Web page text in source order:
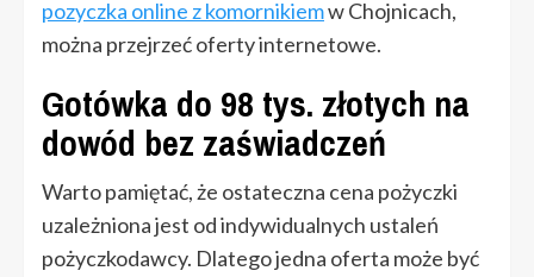
pozyczka online z komornikiemw Chojnicach,
można przejrzeć oferty internetowe.
Gotówka do 98 tys. złotych na
dowód bez zaświadczeń
Warto pamiętać, że ostateczna cena pożyczki
uzależniona jest od indywidualnych ustaleń
pożyczkodawcy. Dlatego jedna oferta może być